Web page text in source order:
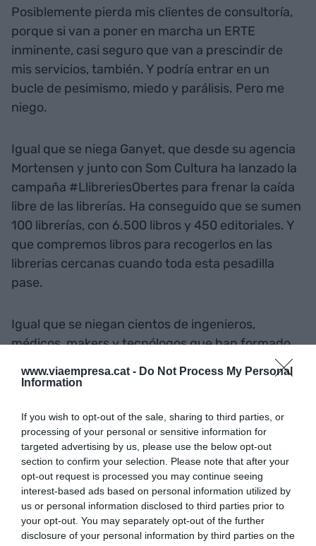
www.viaempresa.cat - Do Not Process My Personal
Information
If you wish to opt-out of the sale, sharing to third parties, or
processing of your personal or sensitive information for
targeted advertising by us, please use the below opt-out
section to confirm your selection. Please note that after your
opt-out request is processed you may continue seeing
interest-based ads based on personal information utilized by
us or personal information disclosed to third parties prior to
your opt-out. You may separately opt-out of the further
disclosure of your personal information by third parties on the
Posiblemente pierda mis clientes de consultoría,
porque si van a poner en marcha un ERTE
inminente, casi seguro que van a prescindir de
mis servicios, también. Y podría entrar en un
bucle de pesimismo, miedo y parálisis. Pero me
niego.
Igual que se niega Ganyet, que desde su agencia
Mortensen y junto con Som Cultura ha lanzado la
campaña #LlibreriesObertes para frenar la caída
libre de las librerías. Ha conseguido que se sumen
100 librerías, con 6.500 libros y 450 editoriales. Y
que compremos libros para recogerlos en las
librerias cercanas cuando toda esta pesadilla
pase.
Igual que se niegan cientos de ingenieros,
médicos, makers y tecnólogos que han formado
llamado la Reesistencia Team y que está logrando,
indispensables para el funcionamiento de
respiradors, dispositivo vital ahora mismo para la
supervivencia de los casos más graves de
coronavirus.
Igual que se niegan tantos y tantas entrenadoras
personales –autónomos y autónomas en su